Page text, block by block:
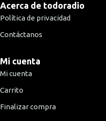
Acerca de todoradio
Política de privacidad
Contáctanos
Mi cuenta
Mi cuenta
Carrito
Finalizar compra